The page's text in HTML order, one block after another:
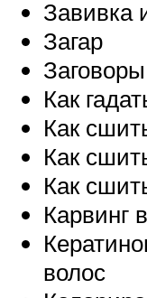
Завивка
Загар
Заговоры
Как
Как
Как
Как
Карвинг
волос